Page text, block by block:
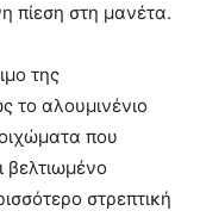
πίεση στη μανέτα.
της
το αλουμινένιο
που
στρεπτική